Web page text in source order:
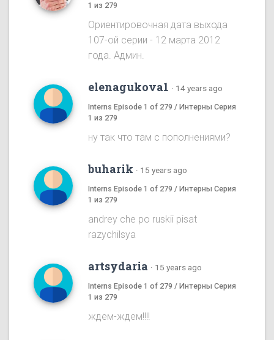
1 из 279
Ориентировочная дата выхода
107-ой серии - 12 марта 2012
года. Админ.
elenagukova1 · 14 years ago
Interns Episode 1 of 279 / Интерны Серия
1 из 279
ну так что там с пополнениями?
buharik · 15 years ago
Interns Episode 1 of 279 / Интерны Серия
1 из 279
andrey che po ruskii pisat
razychilsya
artsydaria · 15 years ago
Interns Episode 1 of 279 / Интерны Серия
1 из 279
ждем-ждем!!!!